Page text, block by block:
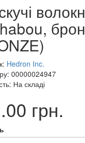
Hedron Inc.
00000024947
На складі
грн.